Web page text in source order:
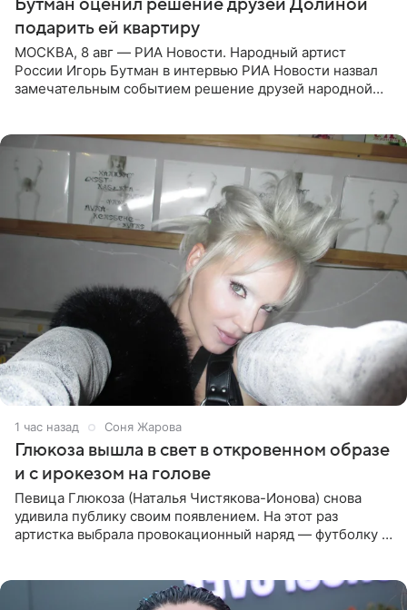
Бутман оценил решение друзей Долиной
подарить ей квартиру
МОСКВА, 8 авг — РИА Новости. Народный артист
России Игорь Бутман в интервью РИА Новости назвал
замечательным событием решение друзей народной
1 час назад Соня Жарова
Глюкоза вышла в свет в откровенном образе
и с ирокезом на голове
Певица Глюкоза (Наталья Чистякова-Ионова) снова
удивила публику своим появлением. На этот раз
артистка выбрала провокационный наряд — футболку с